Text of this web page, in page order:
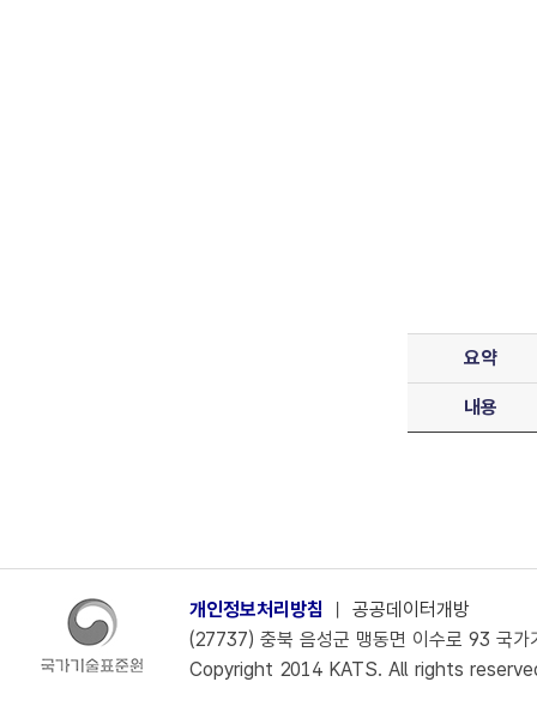
요약
내용
개인정보처리방침 ㅣ 공공데이터개방
(27737) 충북 음성군 맹동면 이수로 93 국
Copyright 2014 KATS. All rights